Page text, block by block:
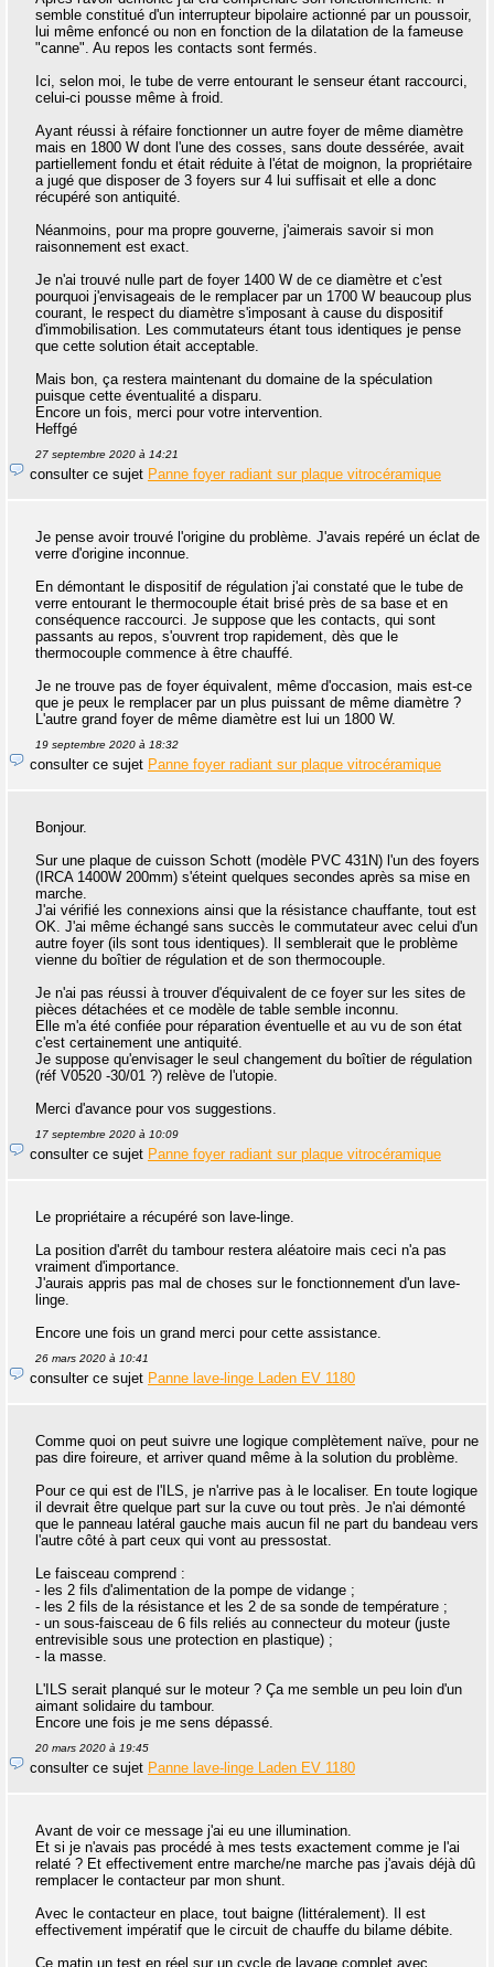
semble constitué d'un interrupteur bipolaire actionné par un poussoir,
lui même enfoncé ou non en fonction de la dilatation de la fameuse
"canne". Au repos les contacts sont fermés.
Ici, selon moi, le tube de verre entourant le senseur étant raccourci,
celui-ci pousse même à froid.
Ayant réussi à réfaire fonctionner un autre foyer de même diamètre
mais en 1800 W dont l'une des cosses, sans doute dessérée, avait
partiellement fondu et était réduite à l'état de moignon, la propriétaire
a jugé que disposer de 3 foyers sur 4 lui suffisait et elle a donc
récupéré son antiquité.
Néanmoins, pour ma propre gouverne, j'aimerais savoir si mon
raisonnement est exact.
Je n'ai trouvé nulle part de foyer 1400 W de ce diamètre et c'est
pourquoi j'envisageais de le remplacer par un 1700 W beaucoup plus
courant, le respect du diamètre s'imposant à cause du dispositif
d'immobilisation. Les commutateurs étant tous identiques je pense
que cette solution était acceptable.
Mais bon, ça restera maintenant du domaine de la spéculation
puisque cette éventualité a disparu.
Encore un fois, merci pour votre intervention.
Heffgé
27 septembre 2020 à 14:21
consulter ce sujet Panne foyer radiant sur plaque vitrocéramique
Je pense avoir trouvé l'origine du problème. J'avais repéré un éclat de
verre d'origine inconnue.
En démontant le dispositif de régulation j'ai constaté que le tube de
verre entourant le thermocouple était brisé près de sa base et en
conséquence raccourci. Je suppose que les contacts, qui sont
passants au repos, s'ouvrent trop rapidement, dès que le
thermocouple commence à être chauffé.
Je ne trouve pas de foyer équivalent, même d'occasion, mais est-ce
que je peux le remplacer par un plus puissant de même diamètre ?
L'autre grand foyer de même diamètre est lui un 1800 W.
19 septembre 2020 à 18:32
consulter ce sujet Panne foyer radiant sur plaque vitrocéramique
Bonjour.
Sur une plaque de cuisson Schott (modèle PVC 431N) l'un des foyers
(IRCA 1400W 200mm) s'éteint quelques secondes après sa mise en
marche.
J'ai vérifié les connexions ainsi que la résistance chauffante, tout est
OK. J'ai même échangé sans succès le commutateur avec celui d'un
autre foyer (ils sont tous identiques). Il semblerait que le problème
vienne du boîtier de régulation et de son thermocouple.
Je n'ai pas réussi à trouver d'équivalent de ce foyer sur les sites de
pièces détachées et ce modèle de table semble inconnu.
Elle m'a été confiée pour réparation éventuelle et au vu de son état
c'est certainement une antiquité.
Je suppose qu'envisager le seul changement du boîtier de régulation
(réf V0520 -30/01 ?) relève de l'utopie.
Merci d'avance pour vos suggestions.
17 septembre 2020 à 10:09
consulter ce sujet Panne foyer radiant sur plaque vitrocéramique
Le propriétaire a récupéré son lave-linge.
La position d'arrêt du tambour restera aléatoire mais ceci n'a pas
vraiment d'importance.
J'aurais appris pas mal de choses sur le fonctionnement d'un lave-
linge.
Encore une fois un grand merci pour cette assistance.
26 mars 2020 à 10:41
consulter ce sujet Panne lave-linge Laden EV 1180
Comme quoi on peut suivre une logique complètement naïve, pour ne
pas dire foireure, et arriver quand même à la solution du problème.
Pour ce qui est de l'ILS, je n'arrive pas à le localiser. En toute logique
il devrait être quelque part sur la cuve ou tout près. Je n'ai démonté
que le panneau latéral gauche mais aucun fil ne part du bandeau vers
l'autre côté à part ceux qui vont au pressostat.
Le faisceau comprend :
- les 2 fils d'alimentation de la pompe de vidange ;
- les 2 fils de la résistance et les 2 de sa sonde de température ;
- un sous-faisceau de 6 fils reliés au connecteur du moteur (juste
entrevisible sous une protection en plastique) ;
- la masse.
L'ILS serait planqué sur le moteur ? Ça me semble un peu loin d'un
aimant solidaire du tambour.
Encore une fois je me sens dépassé.
20 mars 2020 à 19:45
consulter ce sujet Panne lave-linge Laden EV 1180
Avant de voir ce message j'ai eu une illumination.
Et si je n'avais pas procédé à mes tests exactement comme je l'ai
relaté ? Et effectivement entre marche/ne marche pas j'avais déjà dû
remplacer le contacteur par mon shunt.
Avec le contacteur en place, tout baigne (littéralement). Il est
effectivement impératif que le circuit de chauffe du bilame débite.
Ce matin un test en réel sur un cycle de lavage complet avec